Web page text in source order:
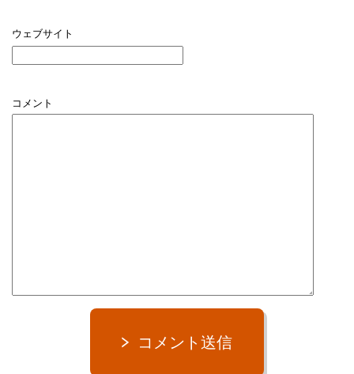
ウェブサイト
コメント
コメント送信